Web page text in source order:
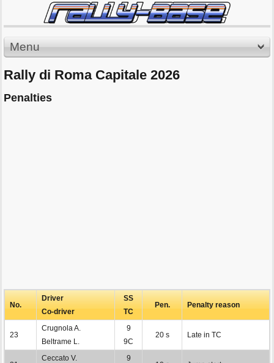
Menu
Rally di Roma Capitale 2026
Penalties
No.
Driver
Co-driver
SS
TC
Pen. Penalty reason
23
Crugnola A.
Beltrame L.
9
9C
20 s Late in TC
Ceccato V.
9